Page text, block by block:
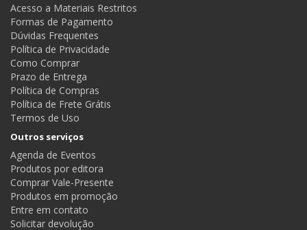
Acesso a Materiais Restritos
Formas de Pagamento
Dúvidas Frequentes
Política de Privacidade
Como Comprar
Prazo de Entrega
Política de Compras
Política de Frete Grátis
Termos de Uso
Outros serviços
Agenda de Eventos
Produtos por editora
Comprar Vale-Presente
Produtos em promoção
Entre em contato
Solicitar devolução